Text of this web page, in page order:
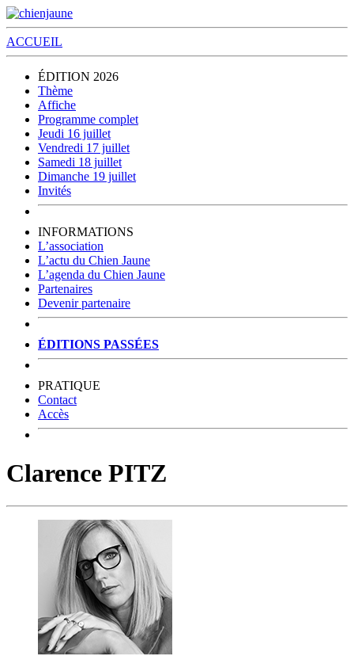
ACCUEIL
ÉDITION 2026
Thème
Affiche
Programme complet
Jeudi 16 juillet
Vendredi 17 juillet
Samedi 18 juillet
Dimanche 19 juillet
Invités
INFORMATIONS
L’association
L’actu du Chien Jaune
L’agenda du Chien Jaune
Partenaires
Devenir partenaire
ÉDITIONS PASSÉES
PRATIQUE
Contact
Accès
Clarence PITZ